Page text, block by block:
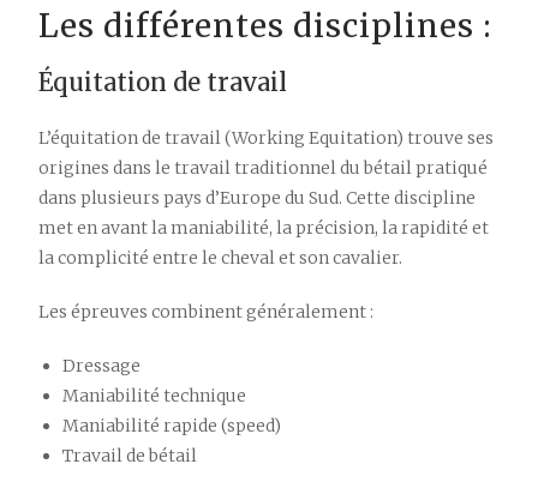
Les différentes disciplines :
Équitation de travail
L’équitation de travail (Working Equitation) trouve ses
origines dans le travail traditionnel du bétail pratiqué
dans plusieurs pays d’Europe du Sud. Cette discipline
met en avant la maniabilité, la précision, la rapidité et
la complicité entre le cheval et son cavalier.
Les épreuves combinent généralement :
Dressage
Maniabilité technique
Maniabilité rapide (speed)
Travail de bétail